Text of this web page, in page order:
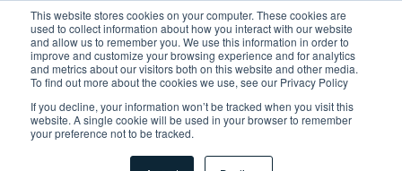
This website stores cookies on your computer. These cookies are
used to collect information about how you interact with our website
and allow us to remember you. We use this information in order to
improve and customize your browsing experience and for analytics
and metrics about our visitors both on this website and other media.
To find out more about the cookies we use, see our Privacy Policy
If you decline, your information won’t be tracked when you visit this
website. A single cookie will be used in your browser to remember
your preference not to be tracked.
.grid-toolsets.share .toolset-tile:first-of-type{ background-
color:#F6A81C; }